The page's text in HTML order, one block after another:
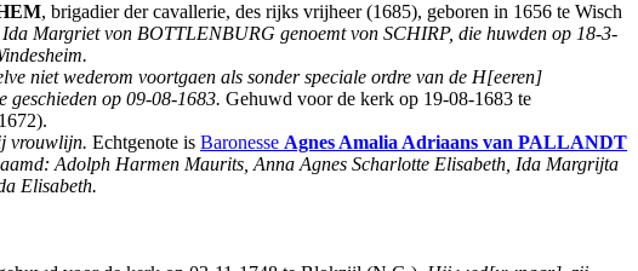
, brigadier der cavallerie, des rijks vrijheer (1685), geboren in 1656 te Wisch
Margriet von BOTTLENBURG genoemt von SCHIRP, die huwden op 18-3-
niet wederom voortgaen als sonder speciale ordre van de H[eeren]
op 09-08-1683. Gehuwd voor de kerk op 19-08-1683 te
vrouwlijn. Echtgenote is Baronesse Agnes Amalia Adriaans van PALLANDT
Adolph Harmen Maurits, Anna Agnes Scharlotte Elisabeth, Ida Margrijta
Elisabeth.